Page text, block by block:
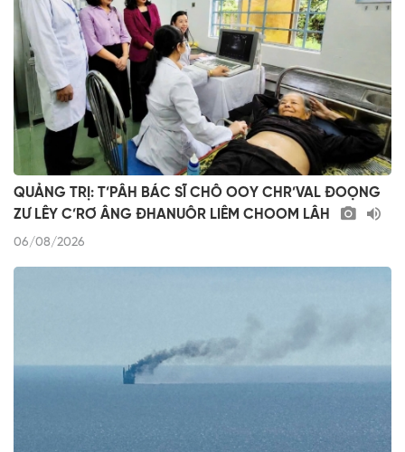
QUẢNG TRỊ: T’PÂH BÁC SĨ CHÔ OOY CHR’VAL ĐOỌNG
ZƯ LÊY C’RƠ ÂNG ĐHANUÔR LIÊM CHOOM LÂH
06/08/2026